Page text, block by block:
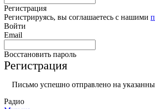
Регистрация
Регистрируясь, вы соглашаетесь с нашими
Войти
Email
Восстановить пароль
Регистрация
Письмо успешно отправлено на
Радио